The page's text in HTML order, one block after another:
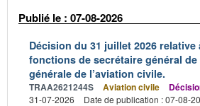
Publié le : 07-08-2026
Décision du 31 juillet 2026 relative
fonctions de secrétaire général
générale de l’aviation civile.
TRAA2621244S Aviation civile
31-07-2026
Date de publication : 07-08-